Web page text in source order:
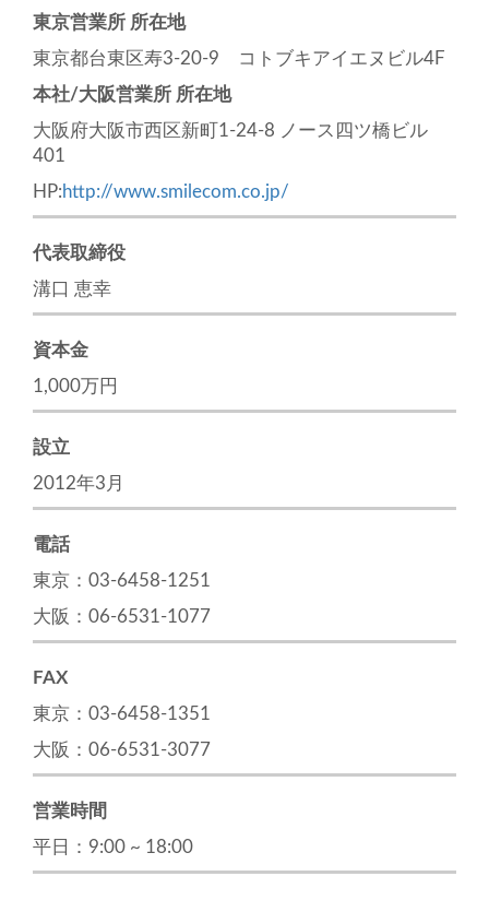
東京営業所 所在地
東京都台東区寿3-20-9 コトブキアイエヌビル4F
本社/大阪営業所 所在地
大阪府大阪市西区新町1-24-8 ノース四ツ橋ビル
401
HP:http://www.smilecom.co.jp/
代表取締役
溝口 恵幸
資本金
1,000万円
設立
2012年3月
電話
東京：03-6458-1251
大阪：06-6531-1077
FAX
東京：03-6458-1351
大阪：06-6531-3077
営業時間
平日：9:00 ~ 18:00